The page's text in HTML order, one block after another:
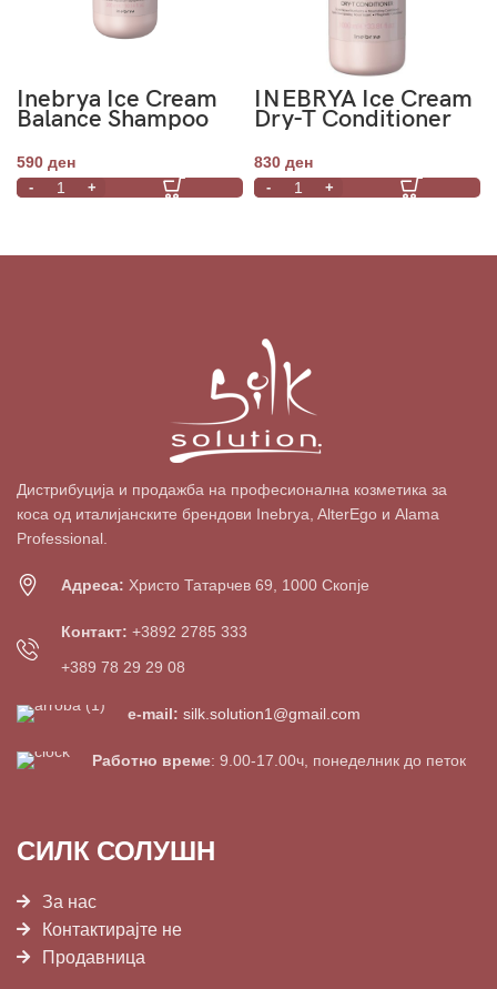
Inebrya Ice Cream
Balance Shampoo
590 ден
INEBRYA Ice Cream
Dry-T Conditioner
1000ml
830 ден
Дистрибуција и продажба на професионална козметика за
коса од италијанските брендови Inebrya, AlterEgo и Alama
Professional.
Адреса: Христо Татарчев 69, 1000 Скопје
Контакт: +3892 2785 333
+389 78 29 29 08
e-mail: silk.solution1@gmail.com
Работно време: 9.00-17.00ч, понеделник до петок
СИЛК СОЛУШН
За нас
Контактирајте не
Продавница